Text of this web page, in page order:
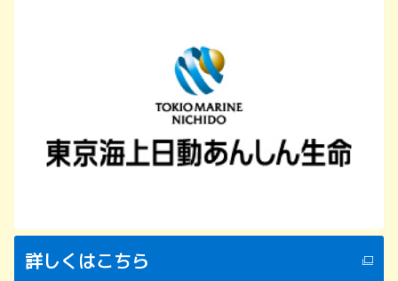
詳しくはこちら